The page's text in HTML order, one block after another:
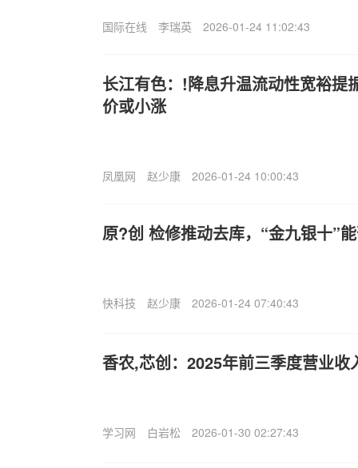
国际在线 李瑞英 2026-01-24 11:02:43
长江有色：!降息升温流动性宽裕提
价或小涨
凤凰网 赵少康 2026-01-24 10:00:43
原?创 检修推动去库，“金九银十”
快科技 赵少康 2026-01-24 07:40:43
香农,芯创：2025年前三季度营业收
学习网 白岩松 2026-01-30 02:27:43